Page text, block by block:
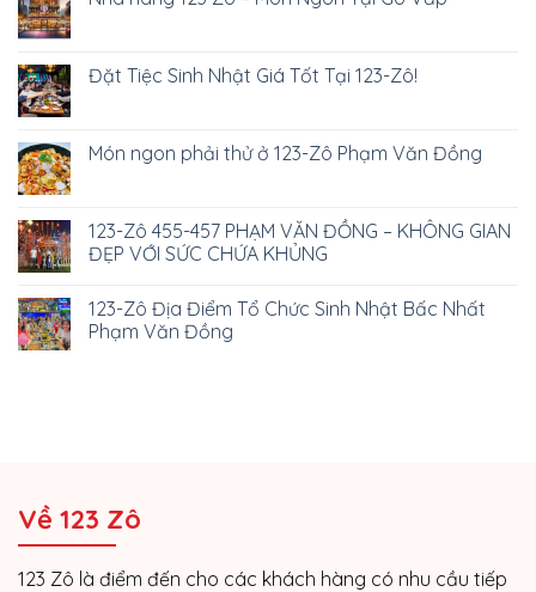
Đặt Tiệc Sinh Nhật Giá Tốt Tại 123-Zô!
Món ngon phải thử ở 123-Zô Phạm Văn Đồng
123-Zô 455-457 PHẠM VĂN ĐỒNG – KHÔNG GIAN
ĐẸP VỚI SỨC CHỨA KHỦNG
123-Zô Địa Điểm Tổ Chức Sinh Nhật Bấc Nhất
Phạm Văn Đồng
Về 123 Zô
123 Zô là điểm đến cho các khách hàng có nhu cầu tiếp